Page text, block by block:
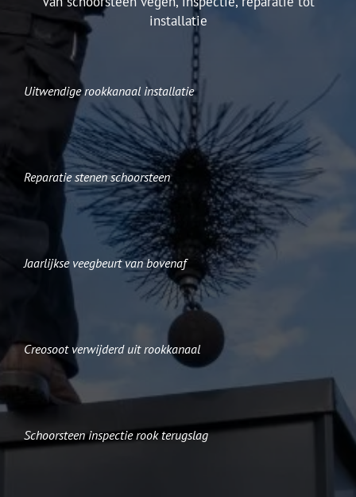
installatie
Uitwendige rookkanaal installatie
Reparatie stenen schoorsteen
Jaarlijkse veegbeurt van bovenaf
Creosoot verwijderd uit rookkanaal
Schoorsteen inspectie rook terugslag